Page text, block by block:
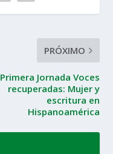
PRÓXIMO
Primera Jornada Voces
recuperadas: Mujer y
escritura en
Hispanoamérica